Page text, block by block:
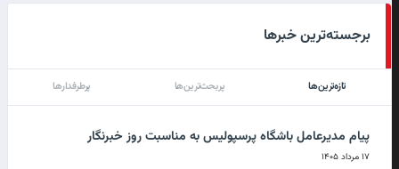
برجسته‌ترین خبرها
تازه‌ترین‌ها پربحث‌ترین‌ها پرطرفدارها
پیام مدیرعامل باشگاه پرسپولیس به مناسبت روز خبرنگار
۱۷ مرداد ۱۴۰۵